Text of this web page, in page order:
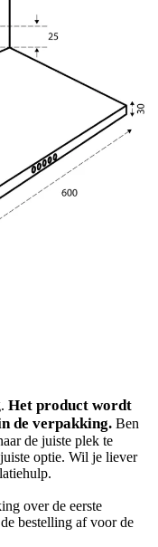
Het product wordt
de verpakking. Ben
de juiste plek te
optie. Wil je liever
over de eerste
bestelling af voor de